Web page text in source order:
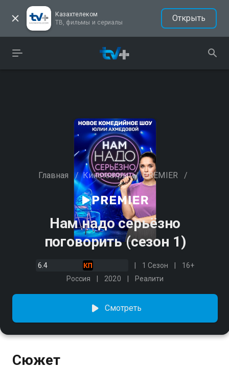
Казахтелеком
ТВ, фильмы и сериалы
Открыть
Главная / Кинотеатры / PREMIER /
Нам надо серьёзно
поговорить (сезон 1)
6.4 1 Сезон
16+
Россия
2020 Реалити
Смотреть
Сюжет